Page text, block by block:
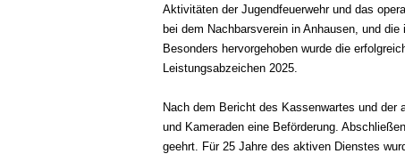
Aktivitäten der Jugendfeuerwehr und das
bei dem Nachbarsverein in Anhausen, und
Besonders hervorgehoben wurde die
Leistungsabzeichen 2025.
Nach dem Bericht des Kassenwartes und
und Kameraden eine Beförderung.
geehrt. Für 25 Jahre des aktiven Dienstes